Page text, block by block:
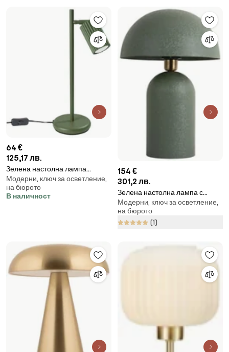
64 €
125,17 лв.
Зелена настолна лампа
(височина 43 cm) Gleam –
Sollux
Модерни, ключ за осветление,
на бюрото
В наличност
154 €
301,2 лв.
Зелена настолна лампа с
метален абажур (височина 43
cm) Boaz – Leitmotiv
Модерни, ключ за осветление,
на бюрото
(1)